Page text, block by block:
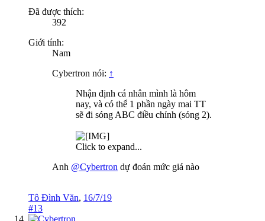
Đã được thích:
392
Giới tính:
Nam
Cybertron nói: ↑
Nhận định cá nhân mình là hôm
nay, và có thể 1 phần ngày mai TT
sẽ đi sóng ABC điều chỉnh (sóng 2).
Click to expand...
Anh @Cybertron dự đoán mức giá nào
Tô Đình Văn, 16/7/19
#13